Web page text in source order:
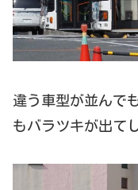
違う車型が並んで
もバラツキが出て